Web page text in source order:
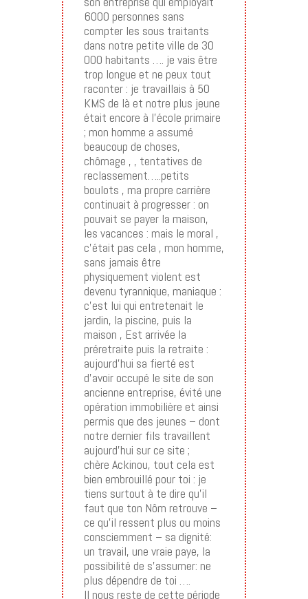
6000 personnes sans
compter les sous traitants
dans notre petite ville de 30
000 habitants …. je vais être
trop longue et ne peux tout
raconter : je travaillais à 50
KMS de là et notre plus jeune
était encore à l’école primaire
; mon homme a assumé
beaucoup de choses,
chômage , , tentatives de
reclassement…..petits
boulots , ma propre carrière
continuait à progresser : on
pouvait se payer la maison,
les vacances : mais le moral ,
c’était pas cela , mon homme,
sans jamais être
physiquement violent est
devenu tyrannique, maniaque :
c’est lui qui entretenait le
jardin, la piscine, puis la
maison , Est arrivée la
préretraite puis la retraite :
aujourd’hui sa fierté est
d’avoir occupé le site de son
ancienne entreprise, évité une
opération immobilière et ainsi
permis que des jeunes – dont
notre dernier fils travaillent
aujourd’hui sur ce site ;
chère Ackinou, tout cela est
bien embrouillé pour toi : je
tiens surtout à te dire qu’il
faut que ton Nôm retrouve –
ce qu’il ressent plus ou moins
consciemment – sa dignité:
un travail, une vraie paye, la
possibilité de s’assumer: ne
plus dépendre de toi ….
Il nous reste de cette période